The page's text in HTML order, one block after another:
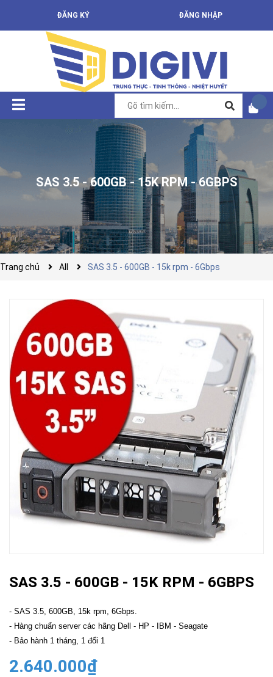
ĐĂNG KÝ ĐĂNG NHẬP
SAS 3.5 - 600GB - 15K RPM - 6GBPS
Trang chủ All SAS 3.5 - 600GB - 15k rpm - 6Gbps
SAS 3.5 - 600GB - 15K RPM - 6GBPS
- SAS 3.5, 600GB, 15k rpm, 6Gbps.
- Hàng chuẩn server các hãng Dell - HP - IBM - Seagate
- Bảo hành 1 tháng, 1 đổi 1
2.640.000₫